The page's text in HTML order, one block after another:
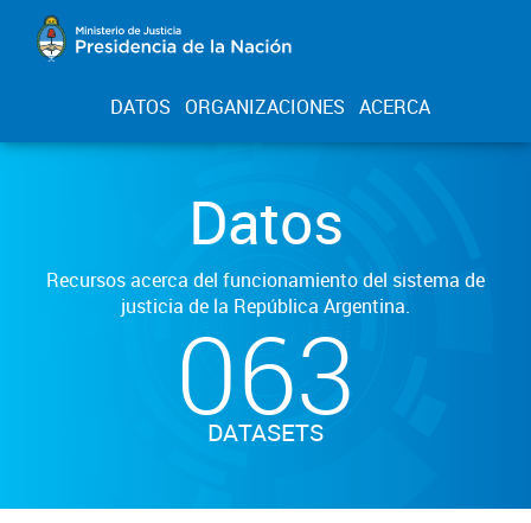
DATOS ORGANIZACIONES ACERCA
Datos
Recursos acerca del funcionamiento del sistema de
justicia de la República Argentina.
063
DATASETS